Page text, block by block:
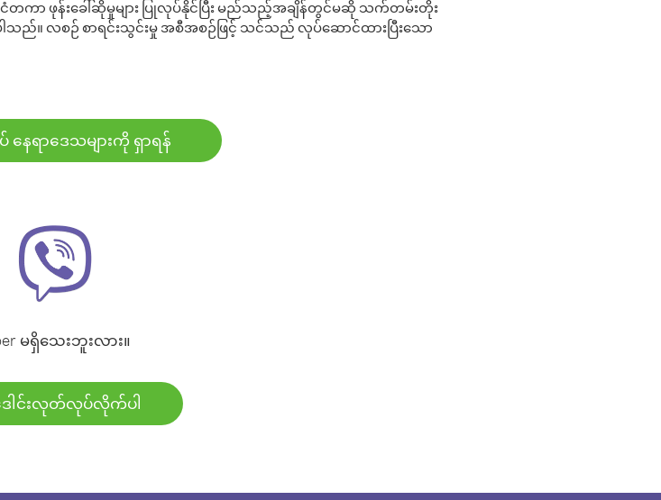
ငံတကာ ဖုန်းခေါ်ဆိုမှုများ ပြုလုပ်နိုင်ပြီး မည်သည့်အချိန်တွင်မဆို သက်တမ်းတိုး
။ လစဉ် စာရင်းသွင်းမှု အစီအစဉ်ဖြင့် သင်သည် လုပ်ဆောင်ထားပြီးသော
နေရာဒေသများကို ရှာရန်
မရှိသေးဘူးလား။
ေါင်းလုတ်လုပ်လိုက်ပါ